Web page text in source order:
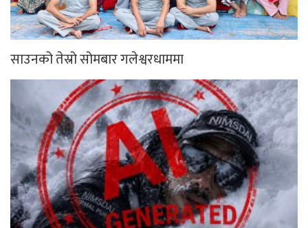
साउनको तेस्रो सोमबार गलेश्वरधाममा